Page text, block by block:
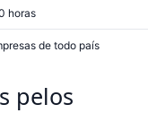
horas
de todo país
pelos